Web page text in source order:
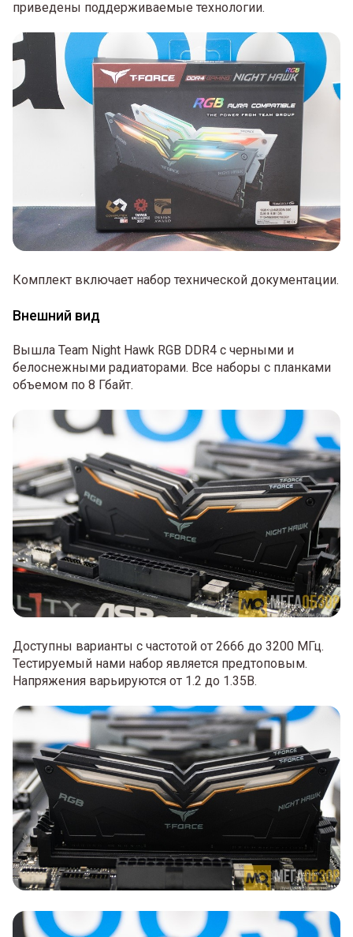
приведены поддерживаемые технологии.
Комплект включает набор технической документации.
Внешний вид
Вышла Team Night Hawk RGB DDR4 с черными и
белоснежными радиаторами. Все наборы с планками
объемом по 8 Гбайт.
Доступны варианты с частотой от 2666 до 3200 МГц.
Тестируемый нами набор является предтоповым.
Напряжения варьируются от 1.2 до 1.35В.